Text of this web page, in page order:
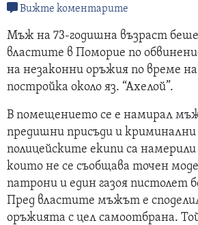
Вижте коментарите
Мъж на 73-годишна възраст
властите в Поморие по
на незаконни оръжия по време
постройка около яз. “Ахелой”.
В помещението се е намирал
предишни присъди и
полицейските екипи са
които не се съобщава точен
патрони и един газоя пистолет
Пред властите мъжът е
оръжията с цел самоотбрана.